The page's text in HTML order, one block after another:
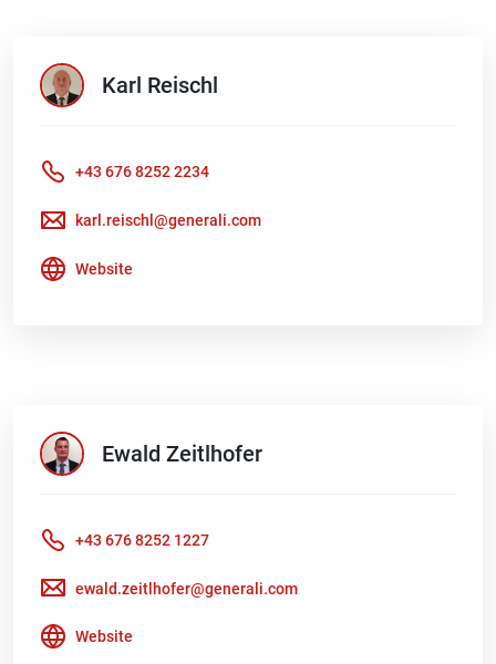
Karl Reischl
+43 676 8252 2234
karl.reischl@generali.com
Website
Ewald Zeitlhofer
+43 676 8252 1227
ewald.zeitlhofer@generali.com
Website